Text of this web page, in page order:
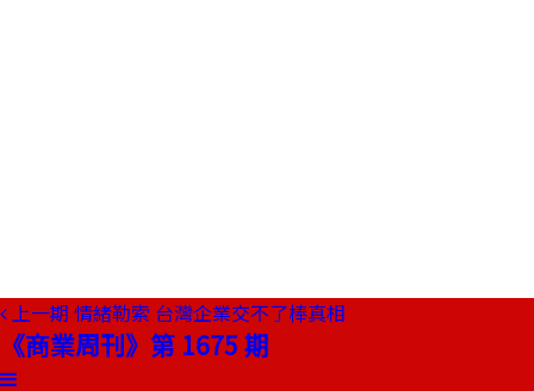
上一期 情緒勒索 台灣企業交不了棒真相
《商業周刊》第 1675 期